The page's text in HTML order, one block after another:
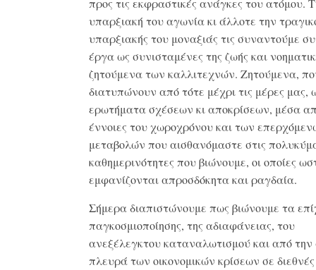
προς τις εκφραστικές ανάγκες του ατόμου.
υπαρξιακή του αγωνία κι άλλοτε την
υπαρξιακής του μοναξιάς τις συναντούμε
έργα ως συνισταμένες της ζωής και
ζητούμενα των καλλιτεχνών. Ζητούμενα,
διατυπώνουν από τότε μέχρι τις μέρες μας,
ερωτήματα σχέσεων κι αποκρίσεων, μέσα
έννοιες του χωροχρόνου και των
μεταβολών που αισθανόμαστε στις
καθημερινότητες που βιώνουμε, οι οποίες
εμφανίζονται απροσδόκητα και ραγδαία.
Σήμερα διαπιστώνουμε πως βιώνουμε τα
παγκοσμιοποίησης, της αδιαφάνειας, του
ανεξέλεγκτου καταναλωτισμού και από
πλευρά των οικονομικών κρίσεων σε